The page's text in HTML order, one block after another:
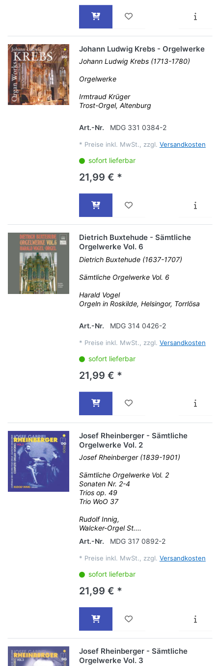
Johann Ludwig Krebs - Orgelwerke
Johann Ludwig Krebs (1713-1780)
Orgelwerke
Irmtraud Krüger
Trost-Orgel, Altenburg
Art.-Nr. MDG 331 0384-2
* Preise inkl. MwSt., zzgl. Versandkosten
sofort lieferbar
21,99 € *
Dietrich Buxtehude - Sämtliche
Orgelwerke Vol. 6
Dietrich Buxtehude (1637-1707)
Sämtliche Orgelwerke Vol. 6
Harald Vogel
Orgeln in Roskilde, Helsingor, Torrlösa
Art.-Nr. MDG 314 0426-2
* Preise inkl. MwSt., zzgl. Versandkosten
sofort lieferbar
21,99 € *
Josef Rheinberger - Sämtliche
Orgelwerke Vol. 2
Josef Rheinberger (1839-1901)
Sämtliche Orgelwerke Vol. 2
Sonaten Nr. 2-4
Trios op. 49
Trio WoO 37
Rudolf Innig,
Walcker-Orgel St....
Art.-Nr.
MDG 317 0892-2
* Preise inkl. MwSt., zzgl. Versandkosten
sofort lieferbar
21,99 € *
Josef Rheinberger - Sämtliche
Orgelwerke Vol. 3